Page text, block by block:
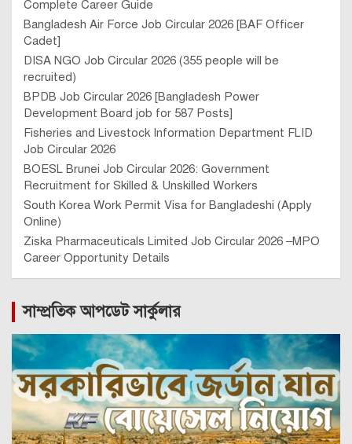
Complete Career Guide
Bangladesh Air Force Job Circular 2026 [BAF Officer
Cadet]
DISA NGO Job Circular 2026 (355 people will be
recruited)
BPDB Job Circular 2026 [Bangladesh Power
Development Board job for 587 Posts]
Fisheries and Livestock Information Department FLID
Job Circular 2026
BOESL Brunei Job Circular 2026: Government
Recruitment for Skilled & Unskilled Workers
South Korea Work Permit Visa for Bangladeshi (Apply
Online)
Ziska Pharmaceuticals Limited Job Circular 2026 –MPO
Career Opportunity Details
সাম্প্রতিক আপডেট সার্কুলার